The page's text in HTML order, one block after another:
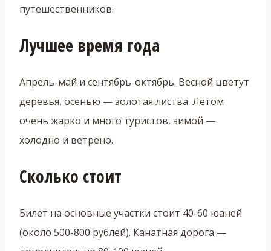
путешественников:
Лучшее время года
Апрель-май и сентябрь-октябрь. Весной цветут
деревья, осенью — золотая листва. Летом
очень жарко и много туристов, зимой —
холодно и ветрено.
Сколько стоит
Билет на основные участки стоит 40-60 юаней
(около 500-800 рублей). Канатная дорога —